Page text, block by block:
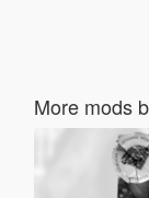
More mods